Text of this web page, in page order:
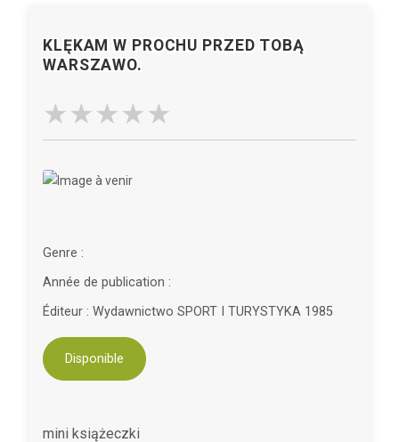
KLĘKAM W PROCHU PRZED TOBĄ
WARSZAWO.
Genre :
Année de publication :
Éditeur : Wydawnictwo SPORT I TURYSTYKA 1985
Disponible
mini książeczki